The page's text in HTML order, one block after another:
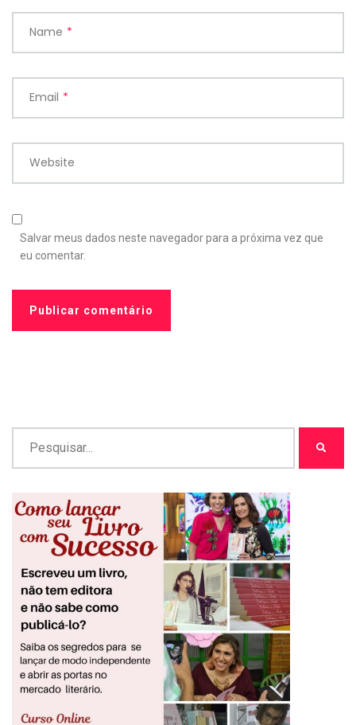
Name *
Email *
Website
Salvar meus dados neste navegador para a próxima vez que
eu comentar.